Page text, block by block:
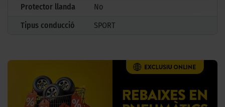
Protector llanda
No
Tipus conducció
SPORT